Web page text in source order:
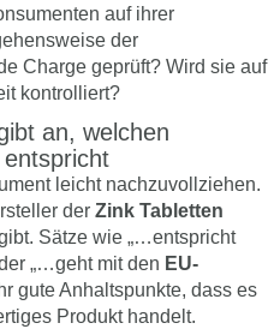
auf ihrer
der
Charge geprüft? Wird sie auf
kontrolliert?
an, welchen
leicht nachzuvollziehen.
der Zink Tabletten
Sätze wie „…entspricht
„…geht mit den EU-
gute Anhaltspunkte, dass es
Produkt handelt.